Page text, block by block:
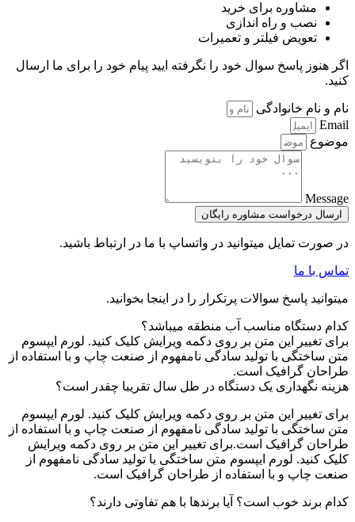
مشاوره برای خرید
نصب و راه اندازی
تعویض فیلتر و تعمیرات
اگر هنوز پاسخ سوال خود را نگرفته ایید پیام خود را برای ما ارسال
کنید.
نام و نام خانوادگی
Email
موضوع
Message
ارسال درخواست مشاوره رایگان
در صورت تمایل میتوانید در واتساپ با ما در ارتباط باشید.
تماس با ما
میتوانید پاسخ سوالات پرتکرار را در اینجا بخوانید.
کدام دستگاه مناسب آب منطقه میباشد؟
برای تغییر این متن بر روی دکمه ویرایش کلیک کنید. لورم ایپسوم
متن ساختگی با تولید سادگی نامفهوم از صنعت چاپ و با استفاده از
طراحان گرافیک است.
هزینه نگهداری یک دستگاه در طل سال تقریبا چقدر است؟
برای تغییر این متن بر روی دکمه ویرایش کلیک کنید. لورم ایپسوم
متن ساختگی با تولید سادگی نامفهوم از صنعت چاپ و با استفاده از
طراحان گرافیک است.برای تغییر این متن بر روی دکمه ویرایش
کلیک کنید. لورم ایپسوم متن ساختگی با تولید سادگی نامفهوم از
صنعت چاپ و با استفاده از طراحان گرافیک است.
کدام برند خوب است؟ آیا برندها با هم تفاوتی دارند؟